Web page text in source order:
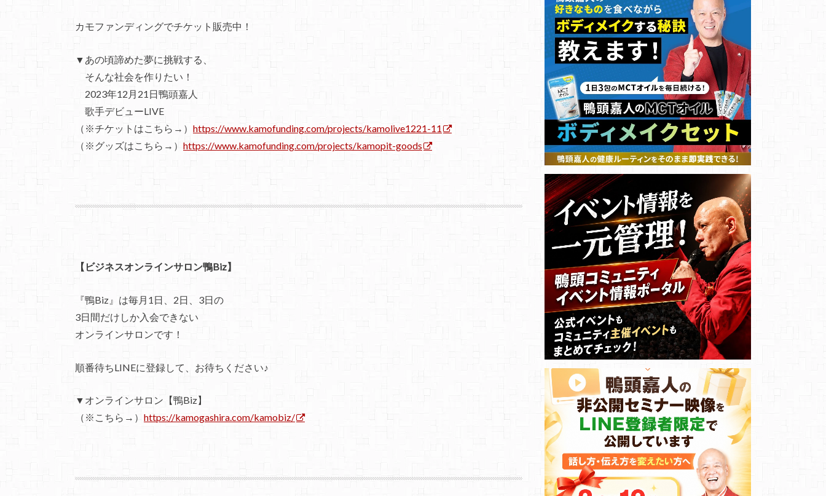
カモファンディングでチケット販売中！
▼あの頃諦めた夢に挑戦する、
そんな社会を作りたい！
2023年12月21日鴨頭嘉人
歌手デビューLIVE
（※チケットはこちら→） https://www.kamofunding.com/projects/kamolive1221-11
（※グッズはこちら→） https://www.kamofunding.com/projects/kamopit-goods
【ビジネスオンラインサロン鴨Biz】
『鴨Biz』は毎月1日、2日、3日の
3日間だけしか入会できない
オンラインサロンです！
順番待ちLINEに登録して、お待ちください♪
▼オンラインサロン【鴨Biz】
（※こちら→） https://kamogashira.com/kamobiz/